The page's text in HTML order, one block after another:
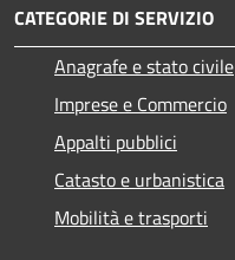
CATEGORIE DI SERVIZIO
Anagrafe e stato civile
Imprese e Commercio
Appalti pubblici
Catasto e urbanistica
Mobilità e trasporti